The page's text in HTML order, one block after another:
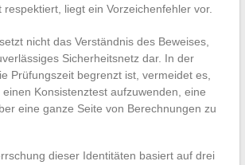
respektiert, liegt ein Vorzeichenfehler vor.
nicht das Verständnis des Beweises,
Sicherheitsnetz dar. In der
Prüfungszeit begrenzt ist, vermeidet es,
Konsistenztest aufzuwenden, eine
eine ganze Seite von Berechnungen zu
dieser Identitäten basiert auf drei